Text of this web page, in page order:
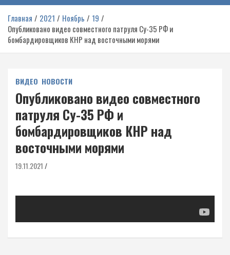
Главная 2021 Ноябрь
19
Опубликовано видео совместного патруля Су-35 РФ и
бомбардировщиков КНР над восточными морями
ВИДЕО НОВОСТИ
Опубликовано видео совместного
патруля Су-35 РФ и
бомбардировщиков КНР над
восточными морями
19.11.2021